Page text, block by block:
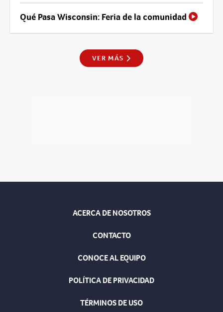
Qué Pasa Wisconsin: Feria de la comunidad
VER MÁS
ACERCA DE NOSOTROS
CONTACTO
CONOCE AL EQUIPO
POLÍTICA DE PRIVACIDAD
TÉRMINOS DE USO